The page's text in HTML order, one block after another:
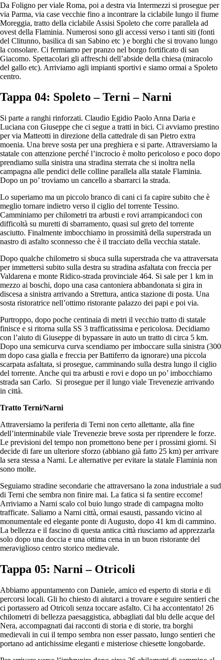
Da Foligno per viale Roma, poi a destra via Intermezzi si prosegue per
via Parma, via case vecchie fino a incontrare la ciclabile lungo il fiume
Moreggia, tratto della ciclabile Assisi Spoleto che corre parallela ad
ovest della Flaminia. Numerosi sono gli accessi verso i tanti siti (fonti
del Clitunno, basilica di san Sabino etc ) e borghi che si trovano lungo
la consolare. Ci fermiamo per pranzo nel borgo fortificato di san
Giacomo. Spettacolari gli affreschi dell’abside della chiesa (miracolo
del gallo etc). Arriviamo agli impianti sportivi e siamo ormai a Spoleto
centro.
Tappa 04: Spoleto – Terni – Narni
Si parte a ranghi rinforzati. Claudio Egidio Paolo Anna Daria e
Luciana con Giuseppe che ci segue a tratti in bici. Ci avviamo prestino
per via Matteotti in direzione della cattedrale di san Pietro extra
moenia. Una breve sosta per una preghiera e si parte. Attraversiamo la
statale con attenzione perché l’incrocio è molto pericoloso e poco dopo
prendiamo sulla sinistra una stradina sterrata che si inoltra nella
campagna alle pendici delle colline parallela alla statale Flaminia.
Dopo un po’ troviamo un cancello a sbarrarci la strada.
Lo superiamo ma un piccolo branco di cani ci fa capire subito che è
meglio tornare indietro verso il ciglio del torrente Tessino.
Camminiamo per chilometri tra arbusti e rovi arrampicandoci con
difficoltà su muretti di sbarramento, quasi sul greto del torrente
asciutto. Finalmente imbocchiamo in prossimità della superstrada un
nastro di asfalto sconnesso che è il tracciato della vecchia statale.
Dopo qualche chilometro si sbuca sulla superstrada che va attraversata
per immettersi subito sulla destra su stradina asfaltata con freccia per
Valdarena e monte Ridico-strada provinciale 464. Si sale per 1 km in
mezzo ai boschi, dopo una casa cantoniera abbandonata si gira in
discesa a sinistra arrivando a Strettura, antica stazione di posta. Una
sosta ristoratrice nell’ottimo ristorante palazzo dei papi e poi via.
Purtroppo, dopo poche centinaia di metri il vecchio tratto di statale
finisce e si ritorna sulla SS 3 trafficatissima e pericolosa. Decidiamo
con l’aiuto di Giuseppe di bypassare in auto un tratto di circa 5 km.
Dopo una semicurva curva scendiamo per imboccare sulla sinistra (300
m dopo casa gialla e freccia per Battiferro da ignorare) una piccola
scarpata asfaltata, si prosegue, camminando sulla destra lungo il ciglio
del torrente. Anche qui tra arbusti e rovi e dopo un po’ imbocchiamo
strada san Carlo. Si prosegue per il lungo viale Trevenezie arrivando
in città.
Tratto Terni/Narni
Attraversiamo la periferia di Terni non certo allettante, alla fine
dell’interminabile viale Trevenezie breve sosta per riprendere le forze.
Le previsioni del tempo non promettono bene per i prossimi giorni. Si
decide di fare un ulteriore sforzo (abbiano già fatto 25 km) per arrivare
la sera stessa a Narni. Le alternative per evitare la statale Flaminia non
sono molte.
Seguiamo stradine secondarie che attraversano la zona industriale a sud
di Terni che sembra non finire mai. La fatica si fa sentire eccome!
Arriviamo a Narni scalo col buio lungo strade di campagna molto
trafficate. Saliamo a Narni città, ormai esausti, passando vicino al
monumentale ed elegante ponte di Augusto, dopo 41 km di cammino.
La bellezza e il fascino di questa antica città riusciamo ad apprezzarla
solo dopo una doccia e una ottima cena in un buon ristorante del
meraviglioso centro storico medievale.
Tappa 05: Narni – Otricoli
Abbiamo appuntamento con Daniele, amico ed esperto di storia e di
percorsi locali. Gli ho chiesto di aiutarci a trovare e seguire sentieri che
ci portassero ad Otricoli senza toccare asfalto. Ci ha accontentato! 26
chilometri di bellezza paesaggistica, abbagliati dal blu delle acque del
Nera, accompagnati dai racconti di storia e di storie, tra borghi
medievali in cui il tempo sembra non esser passato, lungo sentieri che
portano ad antichissime eleganti e misteriose chiesette longobarde.